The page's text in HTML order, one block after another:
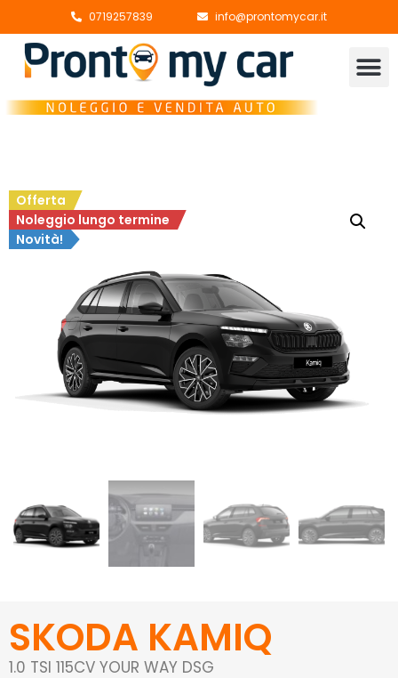
0719257839 info@prontomycar.it
Offerta
Noleggio lungo termine
Novità!
SKODA KAMIQ
1.0 TSI 115CV YOUR WAY DSG